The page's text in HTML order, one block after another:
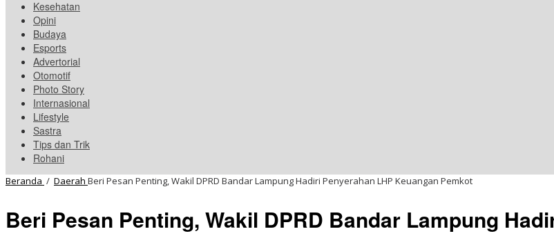
Kesehatan
Opini
Budaya
Esports
Advertorial
Otomotif
Photo Story
Internasional
Lifestyle
Sastra
Tips dan Trik
Rohani
Beranda / Daerah Beri Pesan Penting, Wakil DPRD Bandar Lampung Hadiri Penyerahan LHP Keuangan Pemkot
Beri Pesan Penting, Wakil DPRD Bandar Lampung